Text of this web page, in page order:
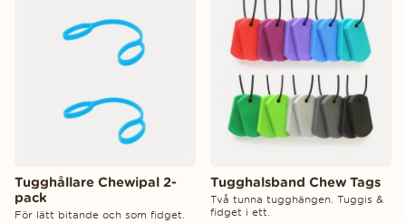
Tugghållare Chewipal 2-
pack
För lätt bitande och som fidget.
Tugghalsband Chew Tags
Två tunna tugghängen. Tuggis &
fidget i ett.